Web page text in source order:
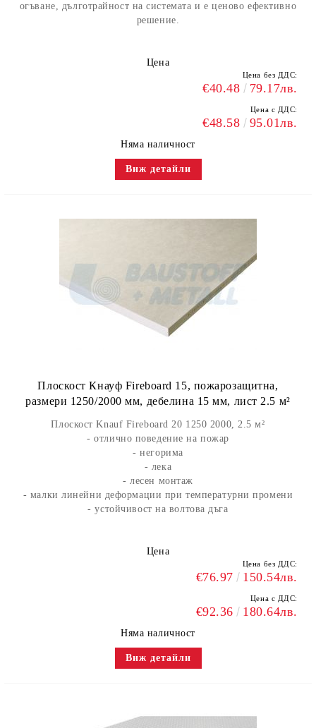
огъване, дълготрайност на системата и е ценово ефективно
решение.
Цена
Цена без ДДС:
€40.48 79.17лв.
Цена с ДДС:
€48.58 95.01лв.
Няма наличност
Виж детайли
Плоскост Кнауф Fireboard 15, пожарозащитна,
размери 1250/2000 мм, дебелина 15 мм, лист 2.5 м²
Плоскост Knauf Fireboard 20 1250 2000, 2.5 м²
- отлично поведение на пожар
- негорима
- лека
- лесен монтаж
- малки линейни деформации при температурни промени
- устойчивост на волтова дъга
Цена
Цена без ДДС:
€76.97 150.54лв.
Цена с ДДС:
€92.36 180.64лв.
Няма наличност
Виж детайли